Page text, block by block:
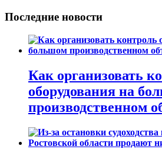
Последние новости
Как организовать
оборудования на
производственном